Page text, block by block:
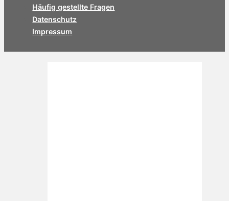
Häufig gestellte Fragen
Datenschutz
Impressum